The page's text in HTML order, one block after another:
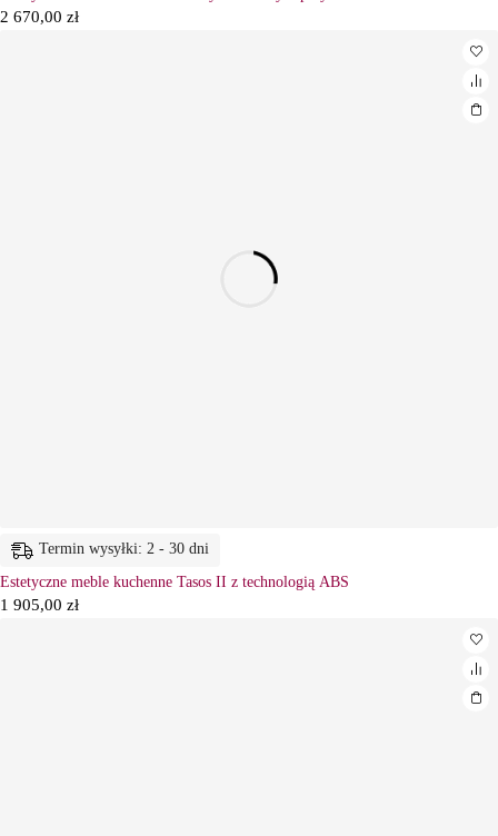
2 670,00 zł
Termin wysyłki: 2 - 30 dni
Estetyczne meble kuchenne Tasos II z technologią ABS
1 905,00 zł